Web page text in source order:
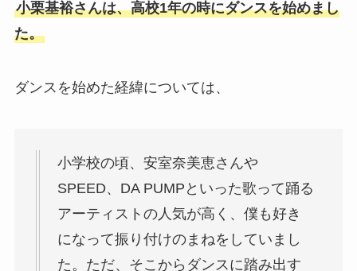
小栗基裕さんは、高校1年の時にダンスを始めまし
た。
ダンスを始めた経緯については、
小学校の頃、安室奈美恵さんや
SPEED、DA PUMPといった歌って踊る
アーティストの人気が高く、僕も好き
になって振り付けのまねをしていまし
た。ただ、そこからダンスに踏み出す